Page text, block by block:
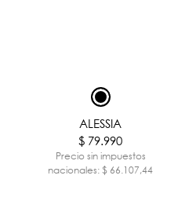
ALESSIA
$ 79.990
Precio sin impuestos
nacionales: $ 66.107,44